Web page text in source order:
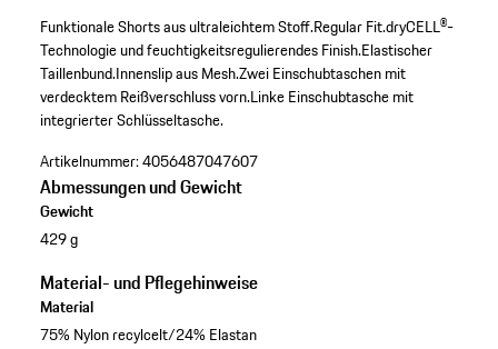
Funktionale Shorts aus ultraleichtem Stoff.Regular Fit.dryCELL®-
Technologie und feuchtigkeitsregulierendes Finish.Elastischer
Taillenbund.Innenslip aus Mesh.Zwei Einschubtaschen mit
verdecktem Reißverschluss vorn.Linke Einschubtasche mit
integrierter Schlüsseltasche.
Artikelnummer:4056487047607
Abmessungen und Gewicht
Gewicht
429 g
Material- und Pflegehinweise
Material
75% Nylon recylcelt/24% Elastan